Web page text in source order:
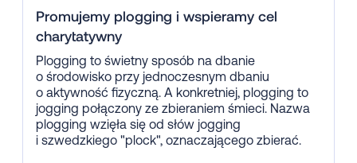
Promujemy plogging i wspieramy cel
charytatywny
Plogging to świetny sposób na dbanie
o środowisko przy jednoczesnym dbaniu
o aktywność fizyczną. A konkretniej, plogging to
jogging połączony ze zbieraniem śmieci. Nazwa
plogging wzięła się od słów jogging
i szwedzkiego "plock", oznaczającego zbierać.